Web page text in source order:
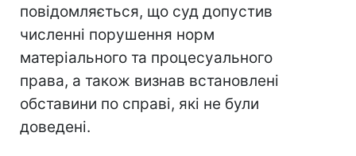
повідомляється, що суд допустив
численні порушення норм
матеріального та процесуального
права, а також визнав встановлені
обставини по справі, які не були
доведені.